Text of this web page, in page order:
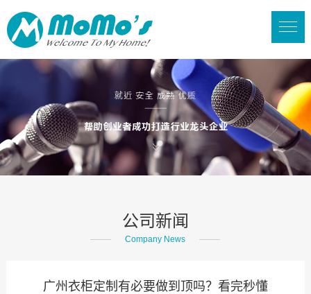
公司新闻
Company News
广州衣柜定制有必要做到顶吗？看完秒懂